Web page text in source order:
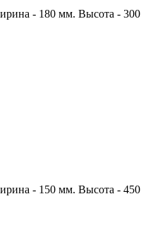
- 180 мм. Высота - 300
- 150 мм. Высота - 450